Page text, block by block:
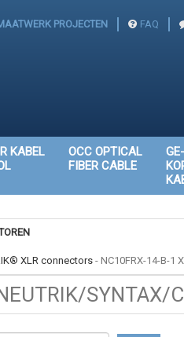
PROJECTEN FAQ
KABEL
OCC OPTICAL
FIBER CABLE
XLR connectors- NC10FRX-14-B-1
SYNTAX/